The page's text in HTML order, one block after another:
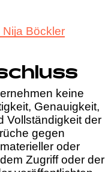
Böckler
keine
Genauigkeit,
Vollständigkeit der
gegen
oder
Zugriff oder der